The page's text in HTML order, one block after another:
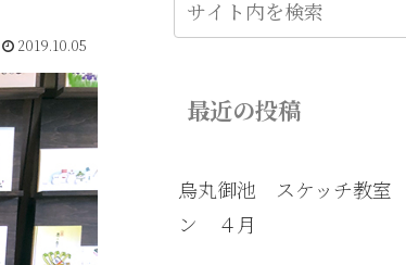
2019.10.05
最近の投稿
烏丸御池 スケッチ教室
ン ４月